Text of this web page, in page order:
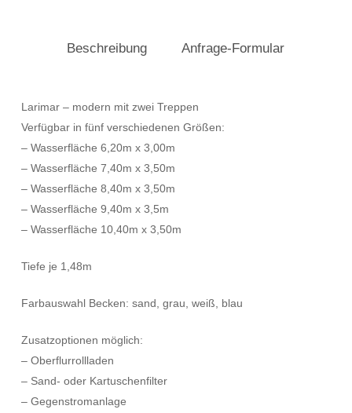
Beschreibung Anfrage-Formular
Larimar – modern mit zwei Treppen
Verfügbar in fünf verschiedenen Größen:
– Wasserfläche 6,20m x 3,00m
– Wasserfläche 7,40m x 3,50m
– Wasserfläche 8,40m x 3,50m
– Wasserfläche 9,40m x 3,5m
– Wasserfläche 10,40m x 3,50m
Tiefe je 1,48m
Farbauswahl Becken: sand, grau, weiß, blau
Zusatzoptionen möglich:
– Oberflurrollladen
– Sand- oder Kartuschenfilter
– Gegenstromanlage